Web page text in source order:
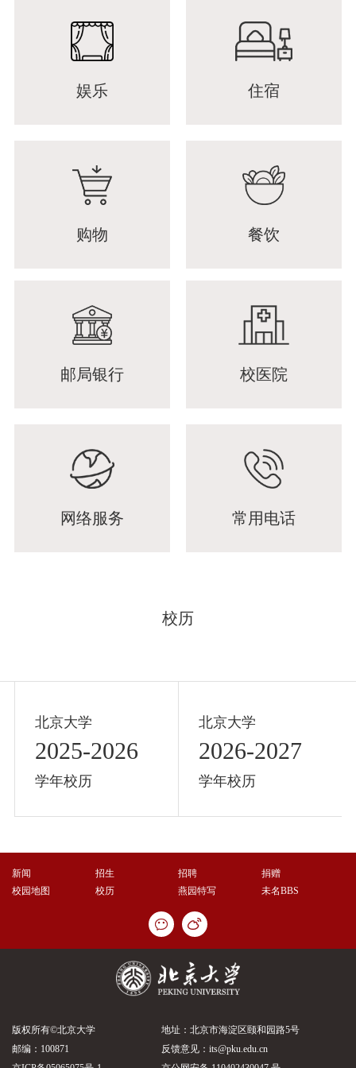
娱乐 住宿
购物 餐饮
邮局银行 校医院
网络服务 常用电话
校历
北京大学
2025-2026
学年校历
北京大学
2026-2027
学年校历
新闻 招生 招聘
捐赠
校园地图
校历 燕园特写 未名BBS
版权所有©北京大学
地址：北京市海淀区颐和园路5号
邮编：100871
反馈意见：its@pku.edu.cn